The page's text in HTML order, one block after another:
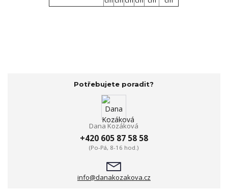
Potřebujete poradit?
Dana Kozáková
+420 605 87 58 58
(Po-Pá, 8-16 hod.)
info@danakozakova.cz